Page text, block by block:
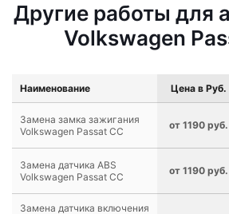
Другие работы для
Volkswagen
Наименование Цена в Руб.
Замена замка зажигания
Volkswagen Passat CC
от 1190 руб.
Замена датчика ABS
Volkswagen Passat CC
от 1190 руб.
Замена датчика включения